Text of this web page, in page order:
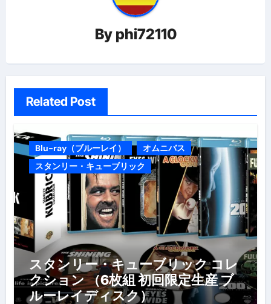
ン
By phi72110
Related Post
Blu-ray（ブルーレイ）
オムニバス
スタンリー・キューブリック
スタンリー・キューブリック コレ
クション （6枚組 初回限定生産 ブ
ルーレイディスク）